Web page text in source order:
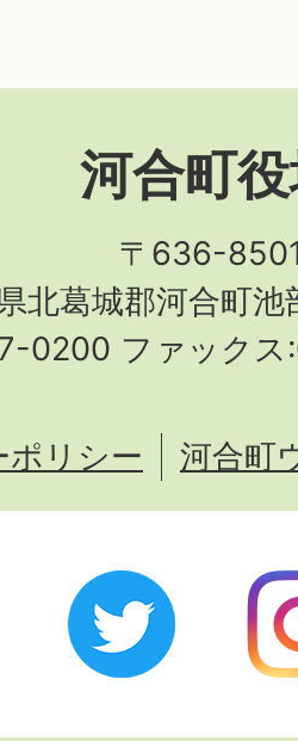
河合町
〒636-
北葛城郡河合町池
0200 ファック
Twitter
ポリシー 河合町